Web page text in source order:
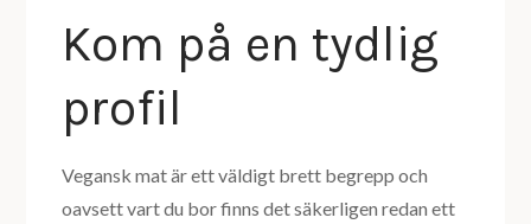
Kom på en tydlig
profil
Vegansk mat är ett väldigt brett begrepp och
oavsett vart du bor finns det säkerligen redan ett